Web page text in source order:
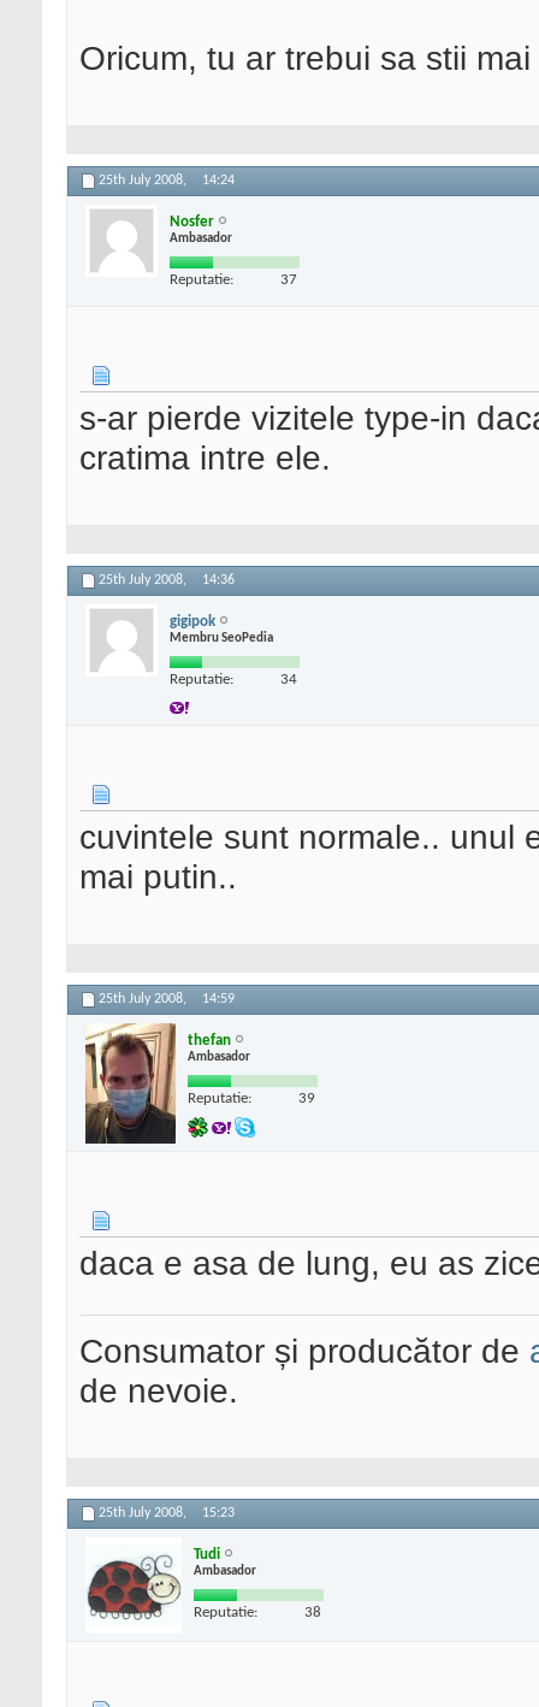
Oricum, tu ar trebui sa stii
25th July 2008, 14:24
Nosfer
Ambasador
Reputatie: 37
s-ar pierde vizitele type-in
cratima intre ele.
25th July 2008, 14:36
gigipok
Membru SeoPedia
Reputatie: 34
cuvintele sunt normale.. unul
mai putin..
25th July 2008, 14:59
thefan
Ambasador
Reputatie: 39
daca e asa de lung, eu as
Consumator și producător de
de nevoie.
25th July 2008, 15:23
Tudi
Ambasador
Reputatie: 38